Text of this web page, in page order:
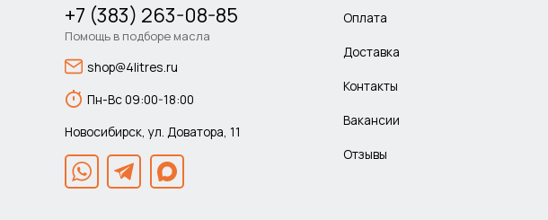
+7 (383) 263-08-85
Помощь в подборе масла
shop@4litres.ru
Пн-Вс 09:00-18:00
Новосибирск, ул. Доватора, 11
Оплата
Доставка
Контакты
Вакансии
Отзывы